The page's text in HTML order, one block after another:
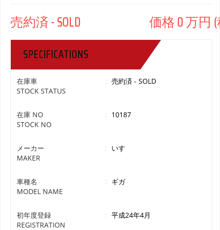
売約済 - SOLD 価格 0 万円 (
SPECIFICATIONS
在庫車
STOCK STATUS
: 売約済 - SOLD
在庫 NO
STOCK NO
: 10187
メーカー
MAKER
: いすゞ
車種名
MODEL NAME
: ギガ
初年度登録
REGISTRATION
: 平成24年4月